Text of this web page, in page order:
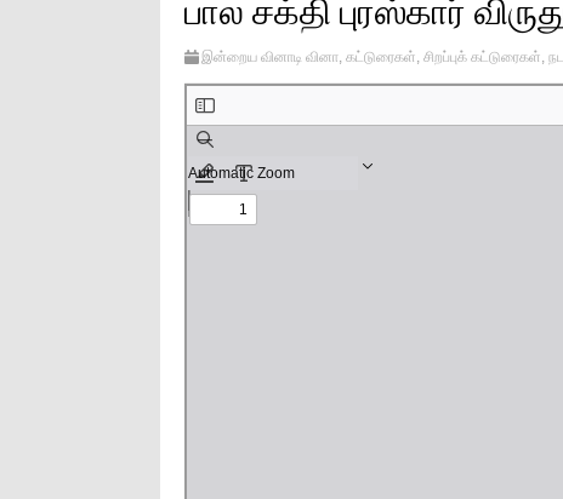
இன்றைய வினாடி வினா, கட்டுரைகள், சிறப்புக் கட்டுரைகள்,